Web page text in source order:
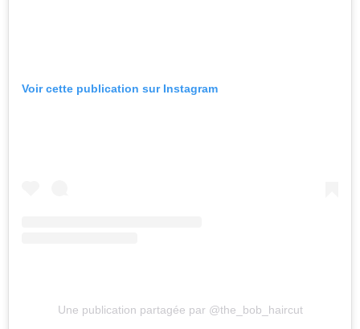
Voir cette publication sur Instagram
Une publication partagée par @the_bob_haircut